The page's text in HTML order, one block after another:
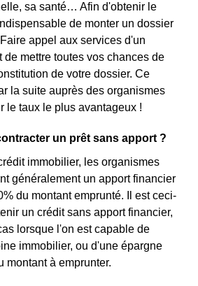
sa santé… Afin d'obtenir le
de monter un dossier
appel aux services d'un
de mettre toutes vos chances de
de votre dossier. Ce
la suite auprès des organismes
le taux le plus avantageux !
un prêt sans apport ?
immobilier, les organismes
généralement un apport financier
du montant emprunté. Il est ceci-
un crédit sans apport financier,
lorsque l'on est capable de
immobilier, ou d'une épargne
montant à emprunter.